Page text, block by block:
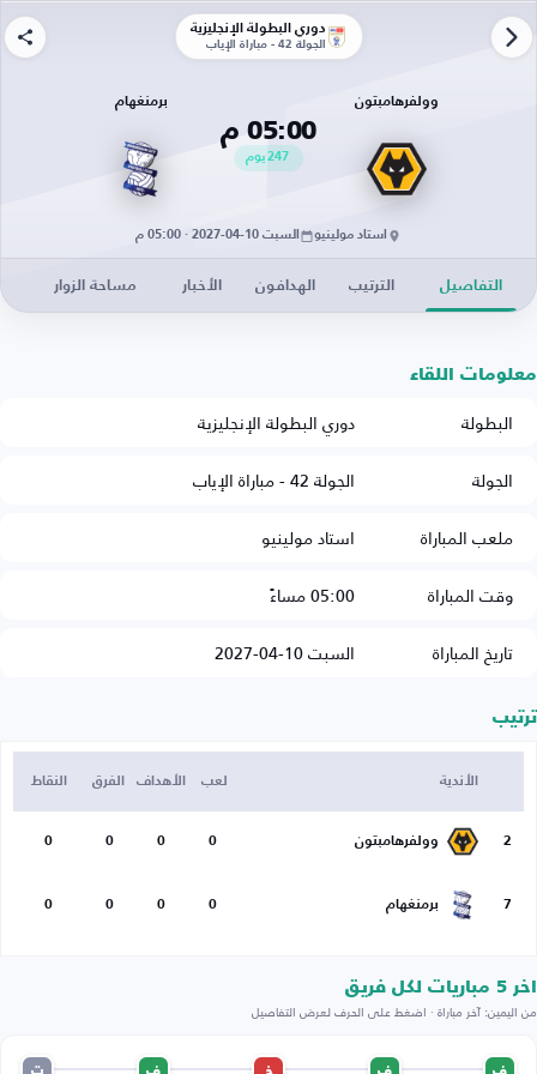
دوري البطولة الإنجليزية
الجولة 42 - مباراة الإياب
وولفرهامبتون
05:00 م
247يوم
برمنغهام
استاد مولينيو السبت 10-04-2027 · 05:00 م
التفاصيل الترتيب الهدافون الأخبار مساحة الزوار
معلومات اللقاء
البطولة
دوري البطولة الإنجليزية
الجولة
الجولة 42 - مباراة الإياب
ملعب المباراة
استاد مولينيو
وقت المباراة
05:00 مساءً
تاريخ المباراة
السبت 10-04-2027
ترتيب
الأندية لعب الأهداف الفرق النقاط
2 وولفرهامبتون 0
0
0
0
7 برمنغهام 0
0
0
0
اخر 5 مباريات لكل فريق
من اليمين: آخر مباراة · اضغط على الحرف لعرض التفاصيل